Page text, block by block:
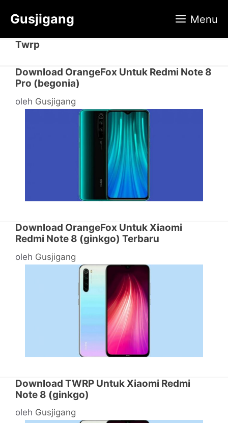
Gusjigang Menu
Twrp
Download OrangeFox Untuk Redmi Note 8
Pro (begonia)
oleh Gusjigang
Download OrangeFox Untuk Xiaomi
Redmi Note 8 (ginkgo) Terbaru
oleh Gusjigang
Download TWRP Untuk Xiaomi Redmi
Note 8 (ginkgo)
oleh Gusjigang